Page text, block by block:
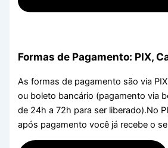
Formas de Pagamento: PIX,
As formas de pagamento são via
ou boleto bancário (pagamento via
de 24h a 72h para ser liberado).No
após pagamento você já recebe o